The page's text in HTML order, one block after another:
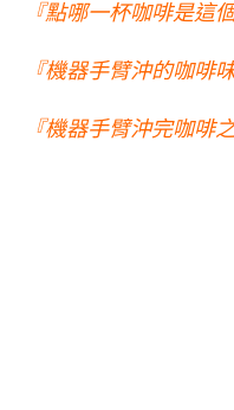
『點哪一杯咖啡是這
『機器手臂沖的咖啡
『機器手臂沖完咖啡